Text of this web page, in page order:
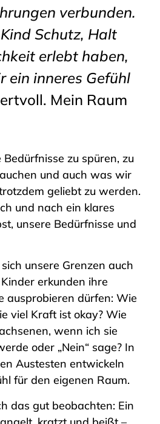
verbunden.
Schutz, Halt
erlebt haben,
ein inneres Gefühl
Mein Raum
zu spüren, zu
und auch was wir
geliebt zu werden.
und nach ein klares
unsere Bedürfnisse und
unsere Grenzen auch
erkunden ihre
ausprobieren dürfen: Wie
viel Kraft ist okay? Wie
wenn ich sie
oder „Nein“ sage? In
Austesten entwickeln
für den eigenen Raum.
das gut beobachten: Ein